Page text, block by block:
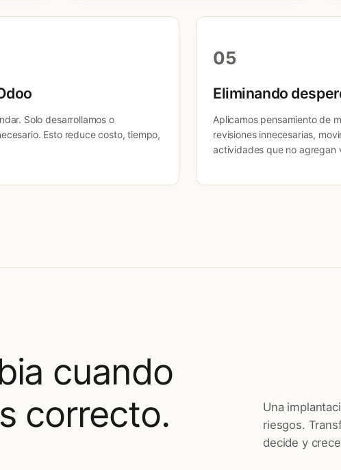
Solo desarrollamos o
Esto reduce costo, tiempo,
05
Eliminando
Aplicamos pensamiento de
revisiones innecesarias,
actividades que no agregan
cuando
correcto.
Una
riesgos.
decide y